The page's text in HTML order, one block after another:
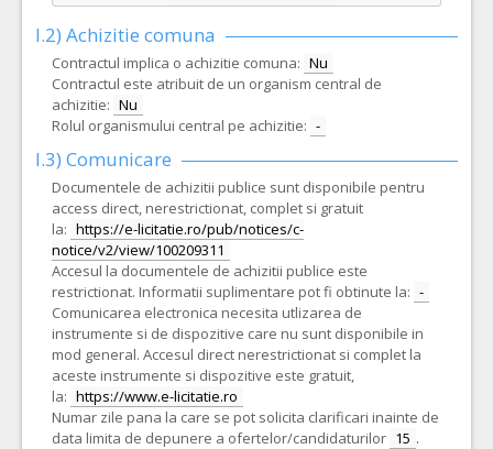
I.2) Achizitie comuna
Contractul implica o achizitie comuna: Nu
Contractul este atribuit de un organism central de
achizitie: Nu
Rolul organismului central pe achizitie: -
I.3) Comunicare
Documentele de achizitii publice sunt disponibile pentru
access direct, nerestrictionat, complet si gratuit
la: https://e-licitatie.ro/pub/notices/c-
notice/v2/view/100209311
Accesul la documentele de achizitii publice este
restrictionat. Informatii suplimentare pot fi obtinute la: -
Comunicarea electronica necesita utlizarea de
instrumente si de dispozitive care nu sunt disponibile in
mod general. Accesul direct nerestrictionat si complet la
aceste instrumente si dispozitive este gratuit,
la: https://www.e-licitatie.ro
Numar zile pana la care se pot solicita clarificari inainte de
data limita de depunere a ofertelor/candidaturilor 15 .